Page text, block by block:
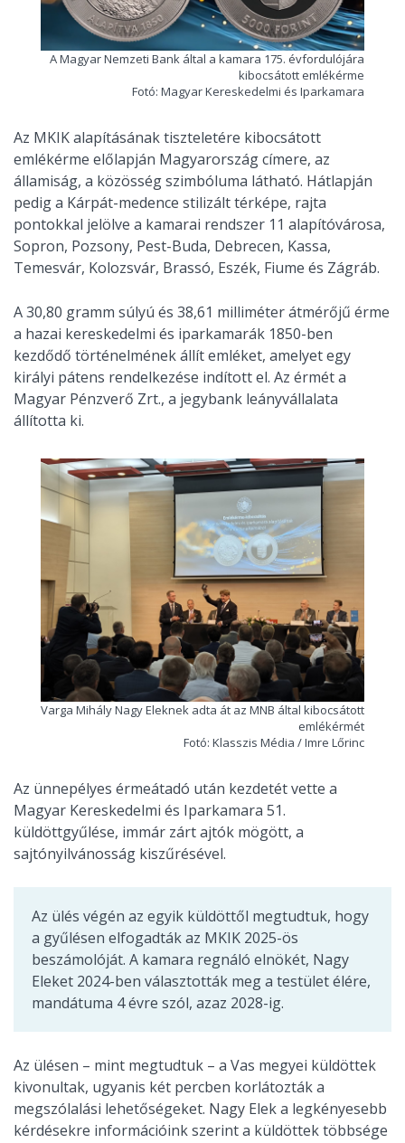
A Magyar Nemzeti Bank által a kamara 175. évfordulójára
kibocsátott emlékérme
Fotó: Magyar Kereskedelmi és Iparkamara
Az MKIK alapításának tiszteletére kibocsátott
emlékérme előlapján Magyarország címere, az
államiság, a közösség szimbóluma látható. Hátlapján
pedig a Kárpát-medence stilizált térképe, rajta
pontokkal jelölve a kamarai rendszer 11 alapítóvárosa,
Sopron, Pozsony, Pest-Buda, Debrecen, Kassa,
Temesvár, Kolozsvár, Brassó, Eszék, Fiume és Zágráb.
A 30,80 gramm súlyú és 38,61 milliméter átmérőjű érme
a hazai kereskedelmi és iparkamarák 1850-ben
kezdődő történelmének állít emléket, amelyet egy
királyi pátens rendelkezése indított el. Az érmét a
Magyar Pénzverő Zrt., a jegybank leányvállalata
állította ki.
Varga Mihály Nagy Eleknek adta át az MNB által kibocsátott
emlékérmét
Fotó: Klasszis Média / Imre Lőrinc
Az ünnepélyes érmeátadó után kezdetét vette a
Magyar Kereskedelmi és Iparkamara 51.
küldöttgyűlése, immár zárt ajtók mögött, a
sajtónyilvánosság kiszűrésével.
Az ülés végén az egyik küldöttől megtudtuk, hogy
a gyűlésen elfogadták az MKIK 2025-ös
beszámolóját. A kamara regnáló elnökét, Nagy
Eleket 2024-ben választották meg a testület élére,
mandátuma 4 évre szól, azaz 2028-ig.
Az ülésen – mint megtudtuk – a Vas megyei küldöttek
kivonultak, ugyanis két percben korlátozták a
megszólalási lehetőségeket. Nagy Elek a legkényesebb
kérdésekre információink szerint a küldöttek többsége